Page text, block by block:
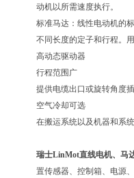
动机以所需速度执行。
标准马达：线性电动机的
不同长度的定子和行程。
高动态驱动器
行程范围广
提供电缆出口或旋转角度
空气冷却可选
在搬运系统以及机器和系
瑞士LinMot直线电机、马
置传感器、控制箱、电源